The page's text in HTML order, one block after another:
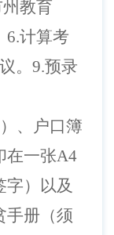
教育
6.计算考
。9.预录
、户口簿
在一张A4
字）以及
手册（须